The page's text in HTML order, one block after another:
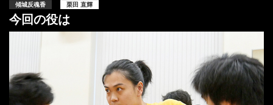
傾城反魂香 栗田 直輝
今回の役は